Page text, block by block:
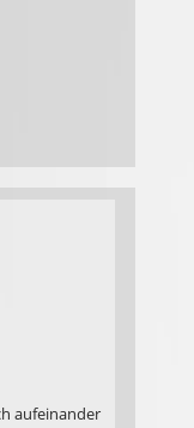
aufeinander